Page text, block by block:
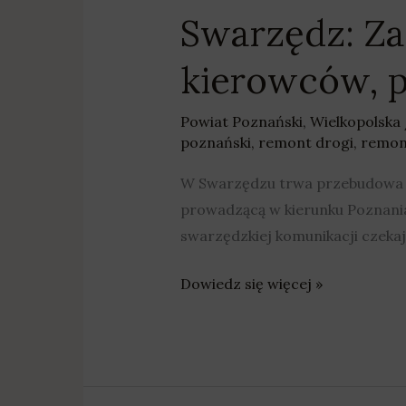
Swarzędz:
kierowców,
Powiat Poznański, Wielkopolska
poznański, remont drogi,
W Swarzędzu trwa
prowadzącą w kierunku
swarzędzkiej komunikacji
Dowiedz się więcej »